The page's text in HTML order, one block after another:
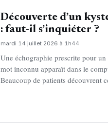
Découverte d’un
: faut-il s’inquiéter ?
mardi 14 juillet 2026 à 1h44
Une échographie prescrite pour
mot inconnu apparaît dans le
Beaucoup de patients découvrent